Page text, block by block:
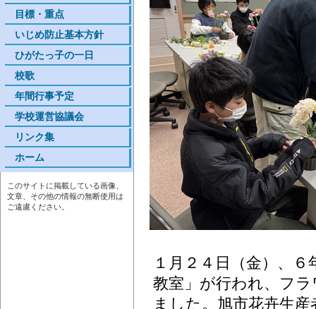
目標・重点
いじめ防止基本方針
ひがたっ子の一日
校歌
年間行事予定
学校運営協議会
リンク集
ホーム
このサイトに掲載している画像、
文章、その他の情報の無断使用は
ご遠慮ください。
１月２４日（金）、
教室」が行われ、フ
ました。旭市花卉生